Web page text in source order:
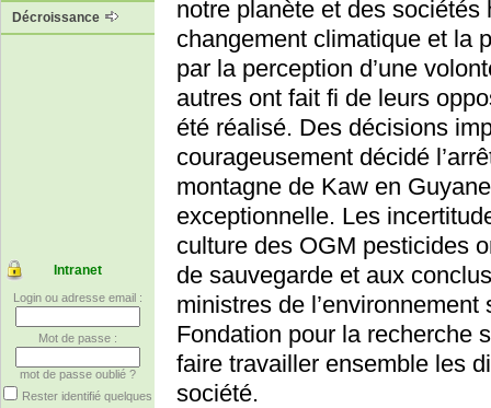
Décroissance
Intranet
Login ou adresse email :
Mot de passe :
mot de passe oublié ?
Rester identifié quelques
notre planète et des
changement climatique et la
par la perception d’une
autres ont fait fi de leurs
été réalisé. Des décisions
courageusement décidé
montagne de Kaw en
exceptionnelle. Les
culture des OGM pesticides
de sauvegarde et aux
ministres de
Fondation pour la recherche
faire travailler ensemble les
société.